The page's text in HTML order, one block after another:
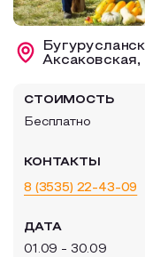
Образовательный
Аттестованные
Все маршруты
СТОИМОСТЬ
Бесплатно
КОНТАКТЫ
8 (3535) 22-43-09
ДАТА
01.09 - 30.09